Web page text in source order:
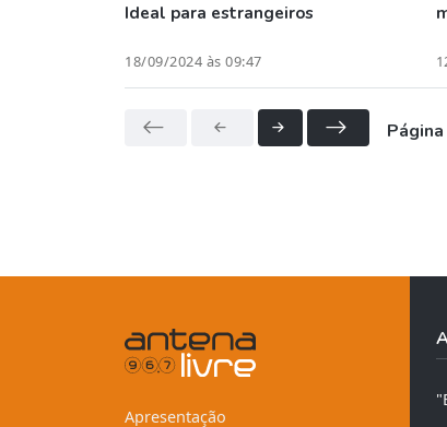
Ideal para estrangeiros
18/09/2024 às 09:47
Apresentação